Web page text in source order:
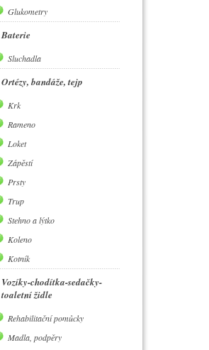
Glukometry
Baterie
Sluchadla
Ortézy, bandáže, tejp
Krk
Rameno
Loket
Zápěstí
Prsty
Trup
Stehno a lýtko
Koleno
Kotník
Vozíky-chodítka-sedačky-
toaletní židle
Rehabilitační pomůcky
Madla, podpěry